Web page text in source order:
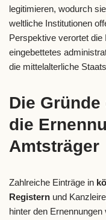
legitimieren, wodurch sie
weltliche Institutionen
Perspektive verortet die
eingebettetes
die mittelalterliche
Die
die
Amtsträger
Zahlreiche Einträge in
Registern und
hinter den